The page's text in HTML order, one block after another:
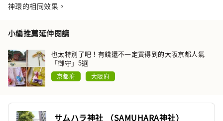
神環的相同效果。
小編推薦延伸閱讀
也太特別了吧！有錢還不一定買得到的大阪京都人氣
「御守」5選
京都府 大阪府
サムハラ神社 （SAMUHARA神社）